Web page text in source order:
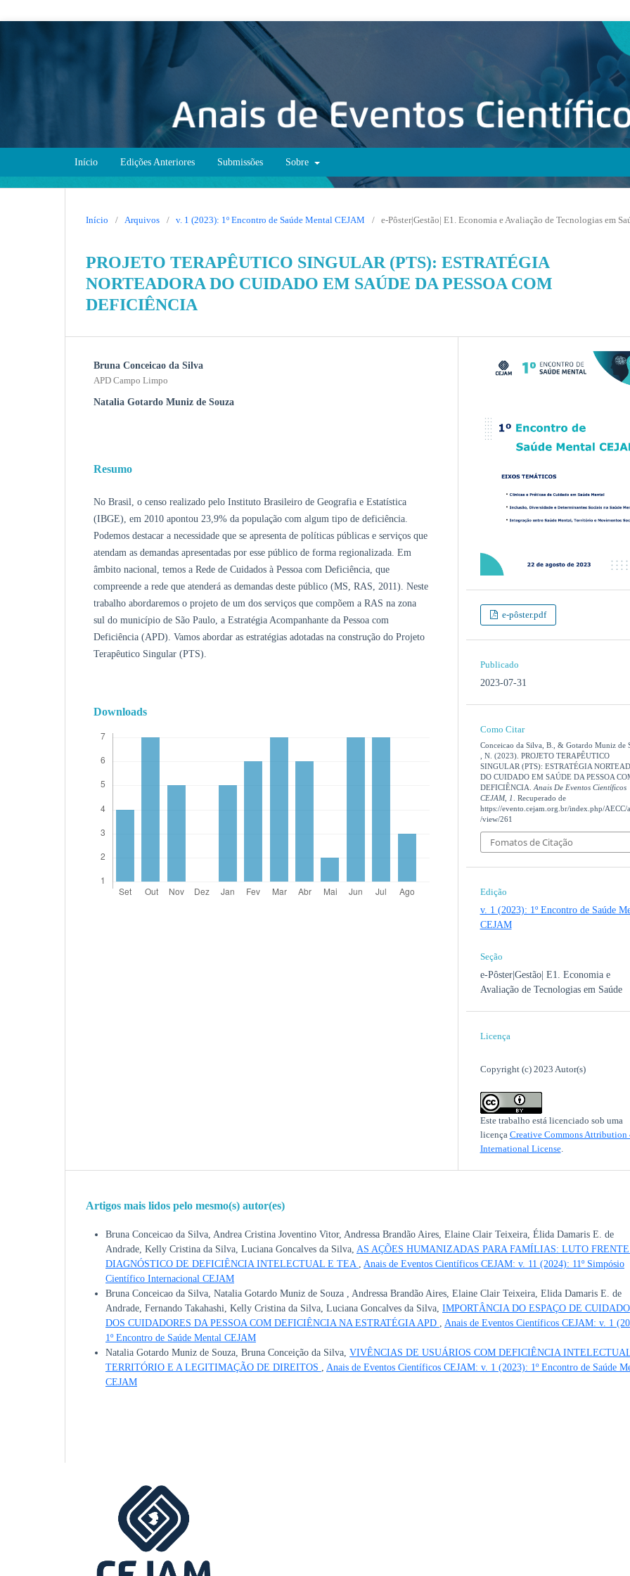
Início Edições Anteriores Submissões Sobre
Início / Arquivos / v. 1 (2023): 1º Encontro de Saúde Mental CEJAM / e-Pôster|Gestão| E1. Economia e Avaliação de Tecnologias em
PROJETO TERAPÊUTICO SINGULAR (PTS): ESTRATÉGIA
NORTEADORA DO CUIDADO EM SAÚDE DA PESSOA COM
DEFICIÊNCIA
Bruna Conceicao da Silva
APD Campo Limpo
Natalia Gotardo Muniz de Souza
Resumo
No Brasil, o censo realizado pelo Instituto Brasileiro de Geografia e Estatística
(IBGE), em 2010 apontou 23,9% da população com algum tipo de deficiência.
Podemos destacar a necessidade que se apresenta de políticas públicas e serviços que
atendam as demandas apresentadas por esse público de forma regionalizada. Em
âmbito nacional, temos a Rede de Cuidados à Pessoa com Deficiência, que
compreende a rede que atenderá as demandas deste público (MS, RAS, 2011). Neste
trabalho abordaremos o projeto de um dos serviços que compõem a RAS na zona
sul do município de São Paulo, a Estratégia Acompanhante da Pessoa com
Deficiência (APD). Vamos abordar as estratégias adotadas na construção do Projeto
Terapêutico Singular (PTS).
Downloads
e-pôster.pdf
Publicado
2023-07-31
Como Citar
Conceicao da Silva, B., & Gotardo Muniz de
, N. (2023). PROJETO TERAPÊUTICO
SINGULAR (PTS): ESTRATÉGIA
DO CUIDADO EM SAÚDE DA PESSOA
DEFICIÊNCIA. Anais De Eventos Científicos
CEJAM, 1
. Recuperado de
https://evento.cejam.org.br/index.php/AECC/
/view/261
Fomatos de Citação
Edição
v. 1 (2023): 1º Encontro de Saúde
CEJAM
Seção
e-Pôster|Gestão| E1. Economia e
Avaliação de Tecnologias em Saúde
Licença
Copyright (c) 2023 Autor(s)
Este trabalho está licenciado sob uma
licença Creative Commons Attribution
International License.
Artigos mais lidos pelo mesmo(s) autor(es)
Bruna Conceicao da Silva, Andrea Cristina Joventino Vitor, Andressa Brandão Aires, Elaine Clair Teixeira, Élida Damaris E. de
Andrade, Kelly Cristina da Silva, Luciana Goncalves da Silva, AS AÇÕES HUMANIZADAS PARA FAMÍLIAS: LUTO
DIAGNÓSTICO DE DEFICIÊNCIA INTELECTUAL E TEA , Anais de Eventos Científicos CEJAM: v. 11 (2024): 11º Simpósio
Científico Internacional CEJAM
Bruna Conceicao da Silva, Natalia Gotardo Muniz de Souza , Andressa Brandão Aires, Elaine Clair Teixeira, Elida Damaris E. de
Andrade, Fernando Takahashi, Kelly Cristina da Silva, Luciana Goncalves da Silva, IMPORTÂNCIA DO ESPAÇO DE CUIDADO
DOS CUIDADORES DA PESSOA COM DEFICIÊNCIA NA ESTRATÉGIA APD , Anais de Eventos Científicos CEJAM: v. 1
1º Encontro de Saúde Mental CEJAM
Natalia Gotardo Muniz de Souza, Bruna Conceição da Silva, VIVÊNCIAS DE USUÁRIOS COM DEFICIÊNCIA
TERRITÓRIO E A LEGITIMAÇÃO DE DIREITOS , Anais de Eventos Científicos CEJAM: v. 1 (2023): 1º Encontro de Saúde
CEJAM